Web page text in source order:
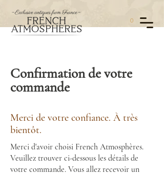
0
Confirmation de votre
commande
Merci de votre confiance. À très
bientôt.
Merci d'avoir choisi French Atmosphères.
Veuillez trouver ci-dessous les détails de
votre commande. Vous allez recevoir un